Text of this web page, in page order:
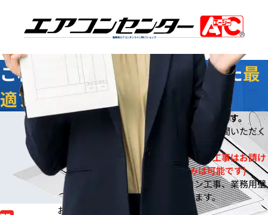
業務用エアコンオンラインNo.1ショップ
ご相談 無料 ！お客様に合わせた最
適プラン
をご提案します
今なら ※お見積りをご提出いたします。
※ご依頼の規模によりご案内までお時間いただく
場合もございます。
※一般住宅への壁掛ルームエアコン工事はお請け
しておりません。(機器販売のみは可能です)
※事務所や店舗のルームエアコン工事、業務用壁
掛エアコン工事は対応しております。
お見積り依頼はお電話でも賜ります。お気軽にご依頼